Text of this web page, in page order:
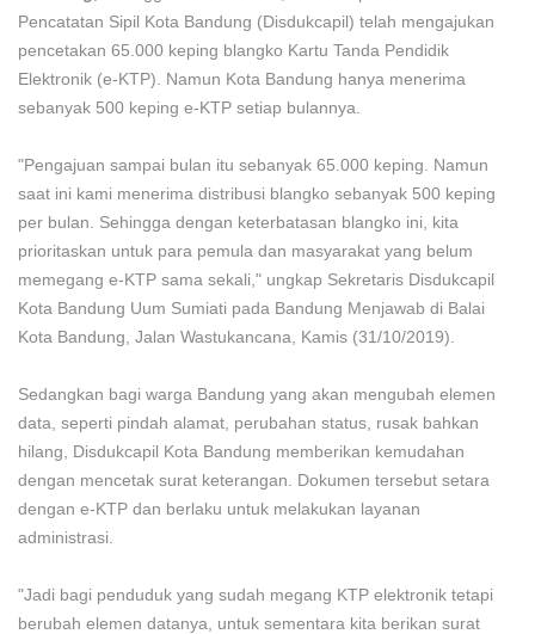
Pencatatan Sipil Kota Bandung (Disdukcapil) telah mengajukan
pencetakan 65.000 keping blangko Kartu Tanda Pendidik
Elektronik (e-KTP). Namun Kota Bandung hanya menerima
sebanyak 500 keping e-KTP setiap bulannya.
"Pengajuan sampai bulan itu sebanyak 65.000 keping. Namun
saat ini kami menerima distribusi blangko sebanyak 500 keping
per bulan. Sehingga dengan keterbatasan blangko ini, kita
prioritaskan untuk para pemula dan masyarakat yang belum
memegang e-KTP sama sekali," ungkap Sekretaris Disdukcapil
Kota Bandung Uum Sumiati pada Bandung Menjawab di Balai
Kota Bandung, Jalan Wastukancana, Kamis (31/10/2019).
Sedangkan bagi warga Bandung yang akan mengubah elemen
data, seperti pindah alamat, perubahan status, rusak bahkan
hilang, Disdukcapil Kota Bandung memberikan kemudahan
dengan mencetak surat keterangan. Dokumen tersebut setara
dengan e-KTP dan berlaku untuk melakukan layanan
administrasi.
"Jadi bagi penduduk yang sudah megang KTP elektronik tetapi
berubah elemen datanya, untuk sementara kita berikan surat